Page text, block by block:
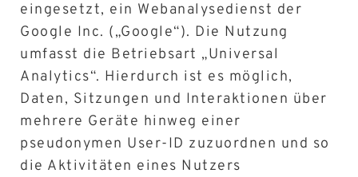
eingesetzt, ein Webanalysedienst der
Google Inc. („Google“). Die Nutzung
umfasst die Betriebsart „Universal
Analytics“. Hierdurch ist es möglich,
Daten, Sitzungen und Interaktionen über
mehrere Geräte hinweg einer
pseudonymen User-ID zuzuordnen und so
die Aktivitäten eines Nutzers